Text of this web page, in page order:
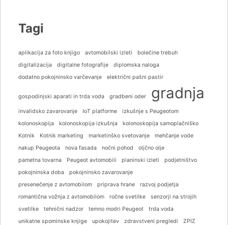
Tagi
aplikacija za foto knjigo avtomobilski izleti
bolečine trebuh
digitalizacija
digitalne fotografije
diplomska naloga
dodatno pokojninsko varčevanje
električni pašni pastir
gospodinjski aparati in trda voda gradbeni oder gradnja
invalidsko zavarovanje IoT platforme
izkušnje s Peugeotom
kolonoskopija
kolonoskopija izkušnja
kolonoskopija samoplačniško
Kotnik
Kotnik marketing marketinško svetovanje
mehčanje vode
nakup Peugeota
nova fasada nočni pohod
oljčno olje
pametna tovarna
Peugeot avtomobili planinski izleti
podjetništvo
pokojninska doba
pokojninsko zavarovanje
presenečenje z avtomobilom
priprava hrane
razvoj podjetja
romantična vožnja z avtomobilom
ročne svetilke
senzorji na strojih
svetilke
tehnični nadzor temno modri Peugeot
trda voda
unikatne spominske knjige
upokojitev zdravstveni pregledi ZPIZ